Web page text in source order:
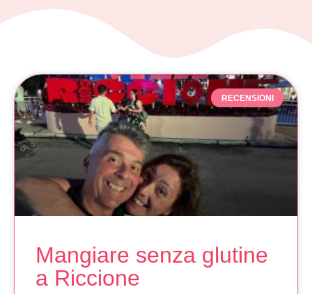
RECENSIONI
Mangiare senza glutine
a Riccione